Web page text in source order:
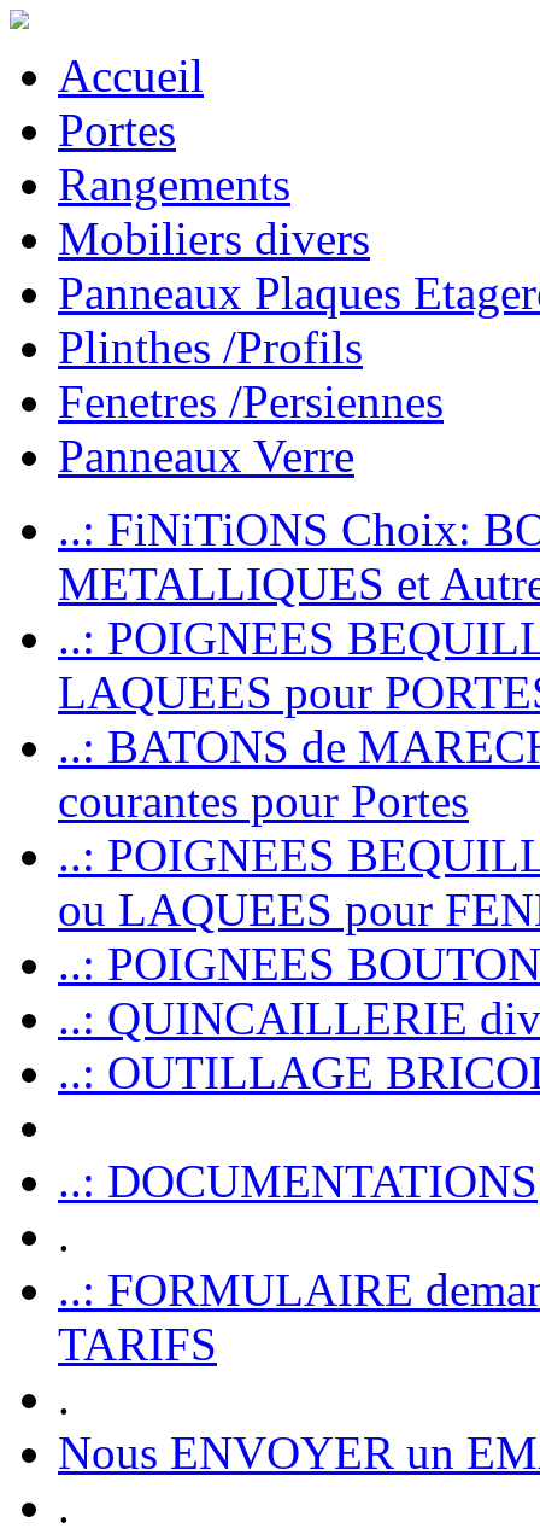
Accueil
Portes
Rangements
Mobiliers divers
Panneaux Plaques
Plinthes /Profils
Fenetres /Persiennes
Panneaux Verre
..: FiNiTiONS Choix:
METALLIQUES et
..: POIGNEES
LAQUEES pour
..: BATONS de
courantes pour Portes
..: POIGNEES
ou LAQUEES pour
..: POIGNEES
..: QUINCAILLERIE
..: OUTILLAGE
..: DOCUMENTATIONS
.
..: FORMULAIRE
TARIFS
.
Nous ENVOYER un
.